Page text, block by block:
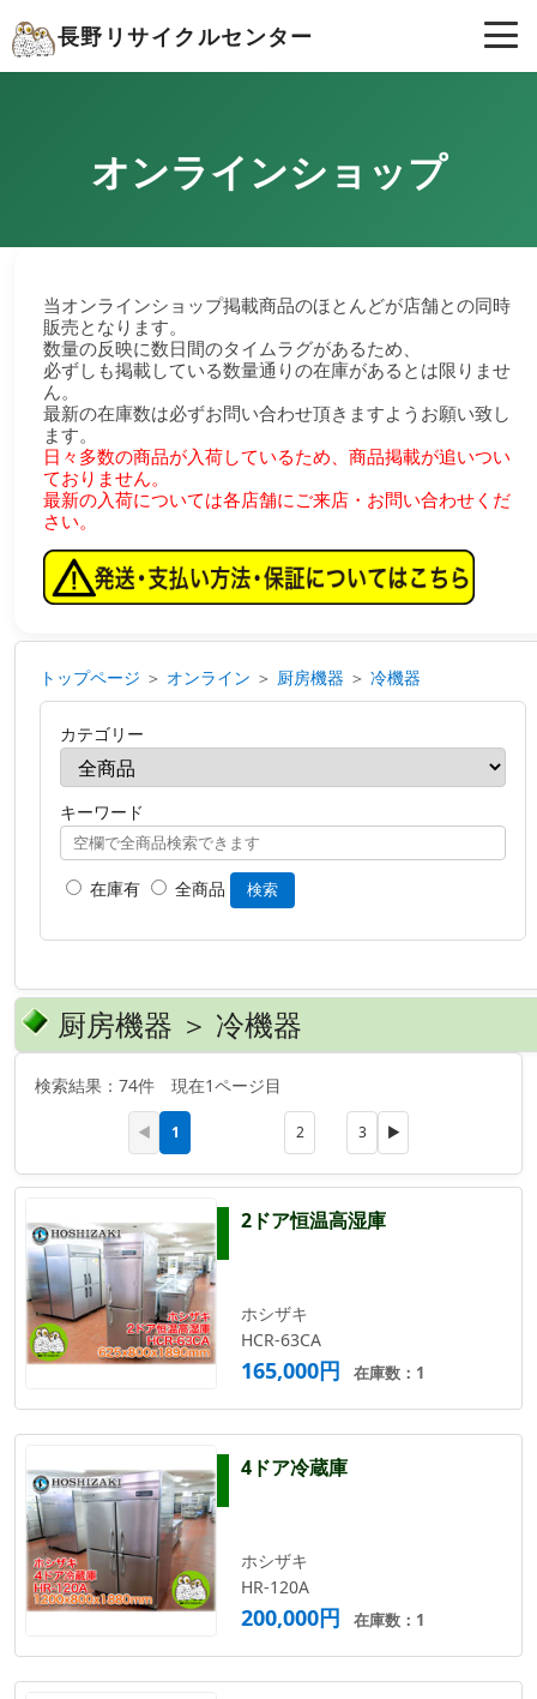
長野リサイクルセンター
オンラインショップ
当オンラインショップ掲載商品のほとんどが店舗との同時
販売となります。
数量の反映に数日間のタイムラグがあるため、
必ずしも掲載している数量通りの在庫があるとは限りませ
ん。
最新の在庫数は必ずお問い合わせ頂きますようお願い致し
ます。
日々多数の商品が入荷しているため、商品掲載が追いつい
ておりません。
最新の入荷については各店舗にご来店・お問い合わせくだ
さい。
トップページ ＞ オンライン ＞ 厨房機器 ＞ 冷機器
カテゴリー
キーワード
在庫有 全商品 検索
厨房機器 ＞ 冷機器
検索結果：74件 現在1ページ目
◀ 1 2 3 ▶
2ドア恒温高湿庫
ホシザキ
HCR-63CA
165,000円 在庫数：1
4ドア冷蔵庫
ホシザキ
HR-120A
200,000円 在庫数：1